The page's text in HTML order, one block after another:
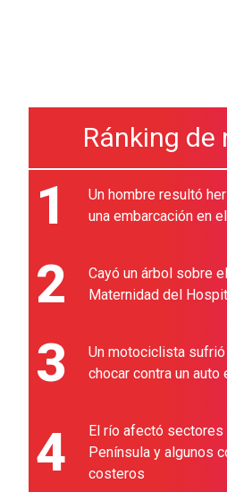
Ránking de
1
Un hombre resultó
una embarcación en
2
Cayó un árbol sobre
Maternidad del
3
Un motociclista
chocar contra un auto
4
El río afectó sectores
Península y algunos
costeros